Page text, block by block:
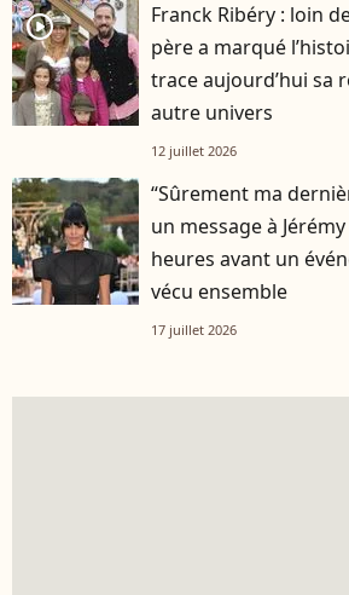
player2
Franck Ribéry : loin
père a marqué
trace aujourd’hui sa
autre univers
12 juillet 2026
“Sûrement ma
un message à
heures avant un
vécu ensemble
17 juillet 2026